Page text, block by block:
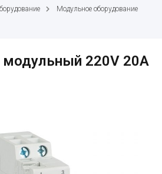
Модульное оборудование
220V 20А